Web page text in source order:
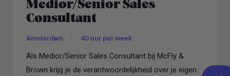
Medior/Senior Sales
Consultant
Amsterdam 40 uur per week
Als Medior/Senior Sales Consultant bij McFly &
Brown krijg je de verantwoordelijkheid over je eigen